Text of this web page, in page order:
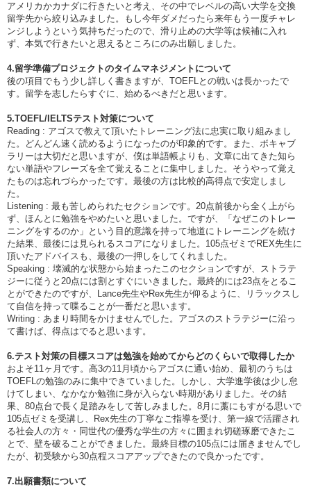
アメリカかカナダに行きたいと考え、その中でレベルの高い大学を交換
留学先から絞り込みました。もし今年ダメだったら来年もう一度チャレ
ンジしようという気持ちだったので、滑り止めの大学等は候補に入れ
ず、本気で行きたいと思えるところにのみ出願しました。
4.留学準備プロジェクトのタイムマネジメントについて
後の項目でもう少し詳しく書きますが、TOEFLとの戦いは長かったで
す。留学を志したらすぐに、始めるべきだと思います。
5.TOEFL/IELTSテスト対策について
Reading : アゴスで教えて頂いたトレーニング法に忠実に取り組みまし
た。どんどん速く読めるようになったのが印象的です。また、ボキャブ
ラリーは大切だと思いますが、僕は単語帳よりも、文章に出てきた知ら
ない単語やフレーズを全て覚えることに集中しました。そうやって覚え
たものは忘れづらかったです。最後の方は比較的高得点で安定しまし
た。
Listening : 最も苦しめられたセクションです。20点前後から全く上がら
ず、ほんとに勉強をやめたいと思いました。ですが、「なぜこのトレー
ニングをするのか」という目的意識を持って地道にトレーニングを続け
た結果、最後には見られるスコアになりました。105点ゼミでREX先生に
頂いたアドバイスも、最後の一押しをしてくれました。
Speaking : 壊滅的な状態から始まったこのセクションですが、ストラテ
ジーに従うと20点には割とすぐにいきました。最終的には23点をとるこ
とができたのですが、Lance先生やRex先生が仰るように、リラックスし
て自信を持って喋ることが一番だと思います。
Writing : あまり時間をかけませんでした。アゴスのストラテジーに沿っ
て書けば、得点はでると思います。
6.テスト対策の目標スコアは勉強を始めてからどのくらいで取得したか
およそ11ヶ月です。高3の11月頃からアゴスに通い始め、最初のうちは
TOEFLの勉強のみに集中できていました。しかし、大学進学後は少し怠
けてしまい、なかなか勉強に身が入らない時期がありました。その結
果、80点台で長く足踏みをして苦しみました。8月に藁にもすがる思いで
105点ゼミを受講し、Rex先生の丁寧なご指導を受け、第一線で活躍され
る社会人の方々・同世代の優秀な学生の方々に囲まれ切磋琢磨できたこ
とで、壁を破ることができました。最終目標の105点には届きませんでし
たが、初受験から30点程スコアアップできたので良かったです。
7.出願書類について